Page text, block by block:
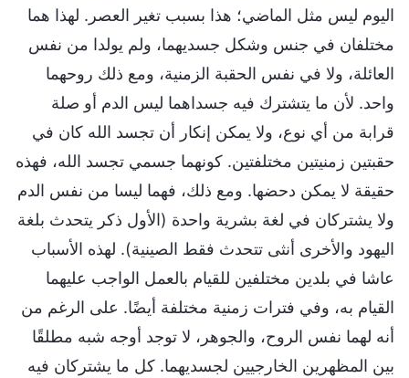
اليوم ليس مثل الماضي؛ هذا بسبب تغير العصر. لهذا هما
مختلفان في جنس وشكل جسديهما، ولم يولدا من نفس
العائلة، ولا في نفس الحقبة الزمنية، ومع ذلك روحهما
واحد. لأن ما يتشترك فيه جسداهما ليس الدم أو صلة
قرابة من أي نوع، ولا يمكن إنكار أن تجسد الله كان في
حقبتين زمنيتين مختلفتين. كونهما جسمي تجسد الله، فهذه
حقيقة لا يمكن دحضها. ومع ذلك، فهما ليسا من نفس الدم
ولا يشتركان في لغة بشرية واحدة (الأول ذكر يتحدث بلغة
اليهود والأخرى أنثى تتحدث فقط الصينية). لهذه الأسباب
عاشا في بلدين مختلفين للقيام بالعمل الواجب عليهما
القيام به، وفي فترات زمنية مختلفة أيضًا. على الرغم من
أنه لهما نفس الروح، والجوهر، لا توجد أوجه شبه مطلقًا
بين المظهرين الخارجيين لجسديهما. كل ما يشتركان فيه